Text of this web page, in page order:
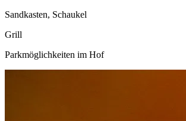
Sandkasten, Schaukel
Grill
Parkmöglichkeiten im Hof